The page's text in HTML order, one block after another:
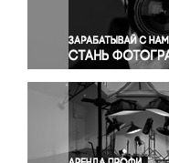
Правосудие
Происшествия
Религия
Светская
Спорт
Экология
Экономика и